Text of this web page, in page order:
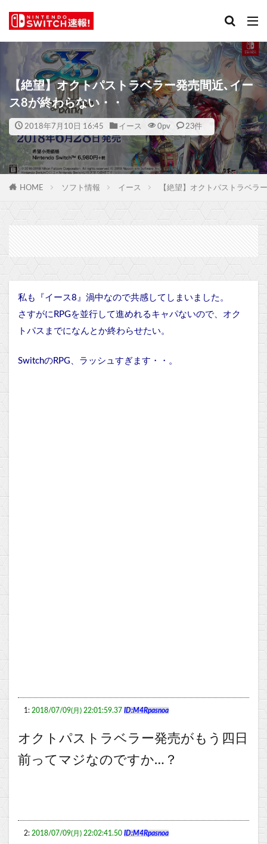
【絶望】オクトパストラベラー発売間近､イー
ス8が終わらない・・
2018年7月10日 16:45 イース 0pv 23件
HOME ソフト情報 イース 【絶望】オクトパストラベラ
私も『イース8』渦中なので共感してしまいました。
さすがにRPGを並行して進めれるキャパないので、オク
トパスまでになんとか終わらせたい。
SwitchのRPG、ラッシュすぎます・・。
1: 2018/07/09(月) 22:01:59.37 ID:M4Rpasnoa
オクトパストラベラー発売がもう四日
前ってマジなのですか…？
2: 2018/07/09(月) 22:02:41.50 ID:M4Rpasnoa